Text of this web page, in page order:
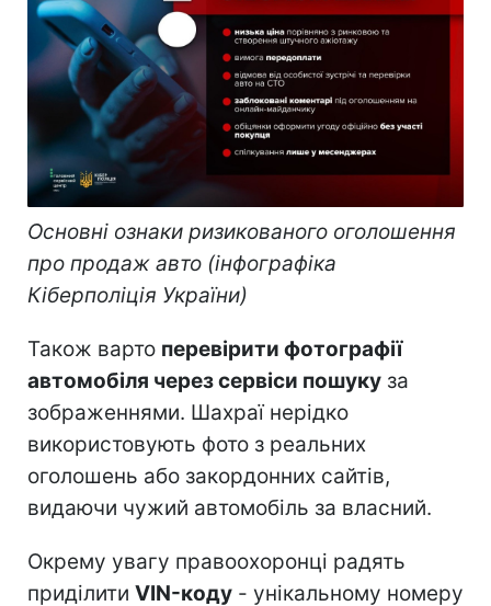
Основні ознаки ризикованого оголошення
про продаж авто (інфографіка
Кіберполіція України)
Також варто перевірити фотографії
автомобіля через сервіси пошуку за
зображеннями. Шахраї нерідко
використовують фото з реальних
оголошень або закордонних сайтів,
видаючи чужий автомобіль за власний.
Окрему увагу правоохоронці радять
приділити VIN-коду - унікальному номеру